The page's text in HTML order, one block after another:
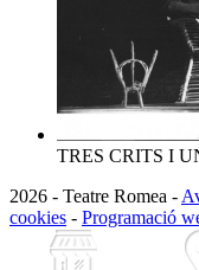
TRES CRITS I
2026 - Teatre Romea -
cookies - Programació